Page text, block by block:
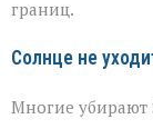
границ.
Солнце не
Многие убирают